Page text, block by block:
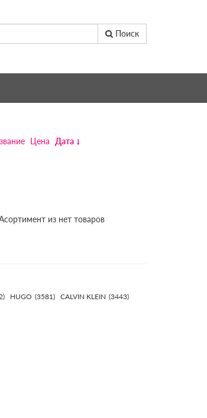
Поиск
Цена Дата
из нет товаров
HUGO (3581) CALVIN KLEIN (3443)